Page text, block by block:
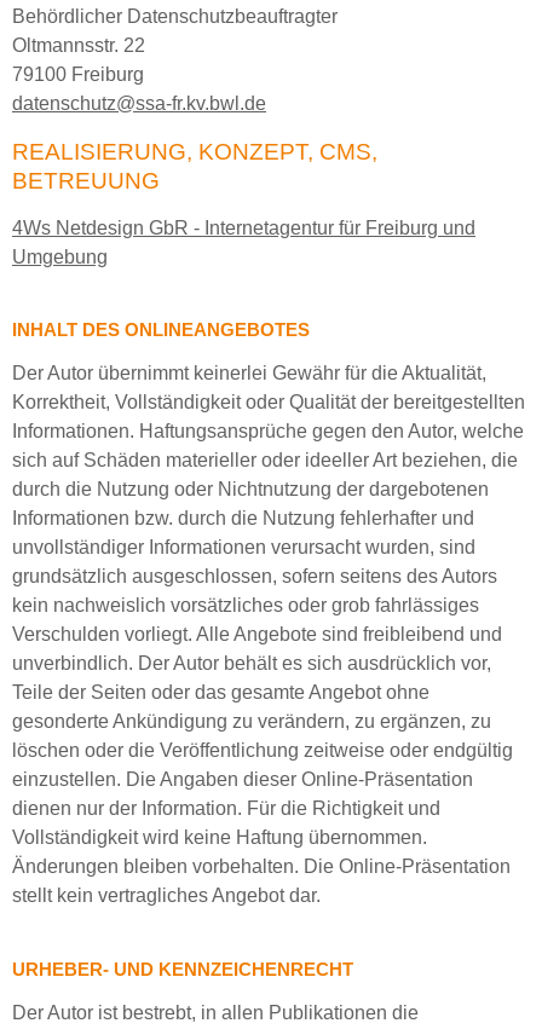
Behördlicher Datenschutzbeauftragter
Oltmannsstr. 22
79100 Freiburg
datenschutz@ssa-fr.kv.bwl.de
REALISIERUNG, KONZEPT, CMS,
BETREUUNG
4Ws Netdesign GbR - Internetagentur für Freiburg und
Umgebung
INHALT DES ONLINEANGEBOTES
Der Autor übernimmt keinerlei Gewähr für die Aktualität,
Korrektheit, Vollständigkeit oder Qualität der bereitgestellten
Informationen. Haftungsansprüche gegen den Autor, welche
sich auf Schäden materieller oder ideeller Art beziehen, die
durch die Nutzung oder Nichtnutzung der dargebotenen
Informationen bzw. durch die Nutzung fehlerhafter und
unvollständiger Informationen verursacht wurden, sind
grundsätzlich ausgeschlossen, sofern seitens des Autors
kein nachweislich vorsätzliches oder grob fahrlässiges
Verschulden vorliegt. Alle Angebote sind freibleibend und
unverbindlich. Der Autor behält es sich ausdrücklich vor,
Teile der Seiten oder das gesamte Angebot ohne
gesonderte Ankündigung zu verändern, zu ergänzen, zu
löschen oder die Veröffentlichung zeitweise oder endgültig
einzustellen. Die Angaben dieser Online-Präsentation
dienen nur der Information. Für die Richtigkeit und
Vollständigkeit wird keine Haftung übernommen.
Änderungen bleiben vorbehalten. Die Online-Präsentation
stellt kein vertragliches Angebot dar.
URHEBER- UND KENNZEICHENRECHT
Der Autor ist bestrebt, in allen Publikationen die